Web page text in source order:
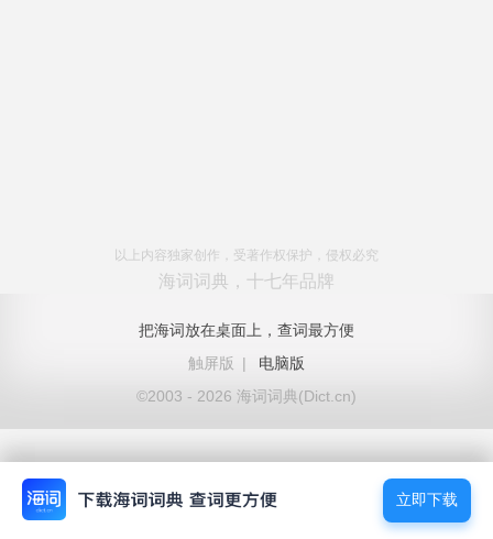
以上内容独家创作，受著作权保护，侵权必究
海词词典，十七年品牌
把海词放在桌面上，查词最方便
触屏版
|
电脑版
©2003 - 2026 海词词典(Dict.cn)
立即下载
立即下载